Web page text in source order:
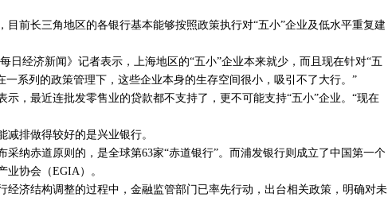
前长三角地区的各银行基本能够按照政策执行对“五小”企业及低水平重复建
经济新闻》记者表示，上海地区的“五小”企业本来就少，而且现在针对“五
一系列的政策管理下，这些企业本身的生存空间很小，吸引不了大行。”
，最近连批发零售业的贷款都不支持了，更不可能支持“五小”企业。“现在
排做得较好的是兴业银行。
纳赤道原则的，是全球第63家“赤道银行”。而浦发银行则成立了中国第一个
协会（EGIA）。
济结构调整的过程中，金融监管部门已率先行动，出台相关政策，明确对未